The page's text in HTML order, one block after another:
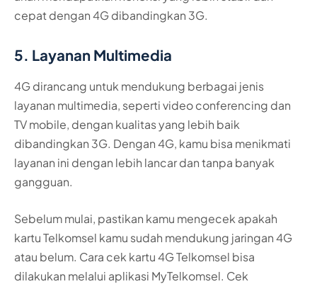
cepat dengan 4G dibandingkan 3G.
5. Layanan Multimedia
4G dirancang untuk mendukung berbagai jenis
layanan multimedia, seperti video conferencing dan
TV mobile, dengan kualitas yang lebih baik
dibandingkan 3G. Dengan 4G, kamu bisa menikmati
layanan ini dengan lebih lancar dan tanpa banyak
gangguan.
Sebelum mulai, pastikan kamu mengecek apakah
kartu Telkomsel kamu sudah mendukung jaringan 4G
atau belum. Cara cek kartu 4G Telkomsel bisa
dilakukan melalui aplikasi MyTelkomsel. Cek